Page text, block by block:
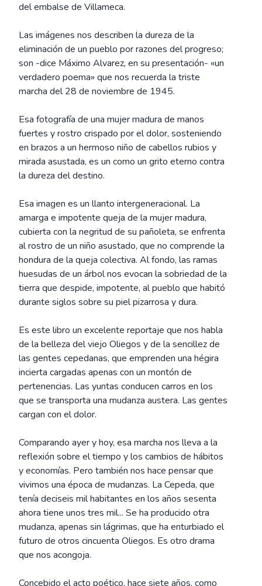
del embalse de Villameca.
Las imágenes nos describen la dureza de la
eliminación de un pueblo por razones del progreso;
son -dice Máximo Alvarez, en su presentación- «un
verdadero poema» que nos recuerda la triste
marcha del 28 de noviembre de 1945.
Esa fotografía de una mujer madura de manos
fuertes y rostro crispado por el dolor, sosteniendo
en brazos a un hermoso niño de cabellos rubios y
mirada asustada, es un como un grito eterno contra
la dureza del destino.
Esa imagen es un llanto intergeneracional. La
amarga e impotente queja de la mujer madura,
cubierta con la negritud de su pañoleta, se enfrenta
al rostro de un niño asustado, que no comprende la
hondura de la queja colectiva. Al fondo, las ramas
huesudas de un árbol nos evocan la sobriedad de la
tierra que despide, impotente, al pueblo que habitó
durante siglos sobre su piel pizarrosa y dura.
Es este libro un excelente reportaje que nos habla
de la belleza del viejo Oliegos y de la sencillez de
las gentes cepedanas, que emprenden una hégira
incierta cargadas apenas con un montón de
pertenencias. Las yuntas conducen carros en los
que se transporta una mudanza austera. Las gentes
cargan con el dolor.
Comparando ayer y hoy, esa marcha nos lleva a la
reflexión sobre el tiempo y los cambios de hábitos
y economías. Pero también nos hace pensar que
vivimos una época de mudanzas. La Cepeda, que
tenía deciseis mil habitantes en los años sesenta
ahora tiene unos tres mil... Se ha producido otra
mudanza, apenas sin lágrimas, que ha enturbiado el
futuro de otros cincuenta Oliegos. Es otro drama
que nos acongoja.
Concebido el acto poético, hace siete años, como